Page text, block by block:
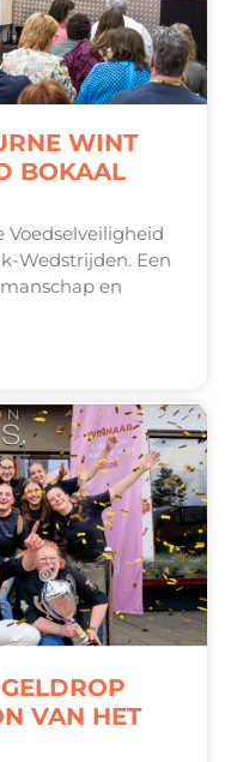
WINT
BOKAAL
Voedselveiligheid
Wedstrijden. Een
en
VAN HET